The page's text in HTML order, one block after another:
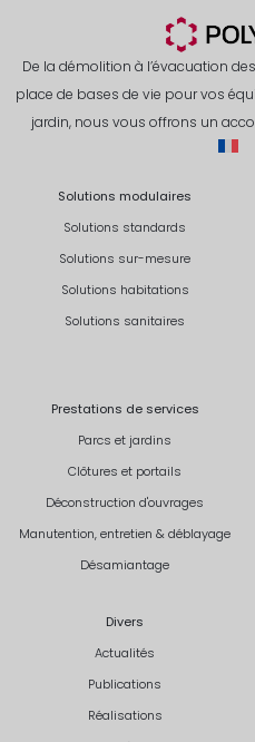
De la démolition à l’évacuation
place de bases de vie pour vos
jardin, nous vous offrons un
Solutions modulaires
Solutions standards
Solutions sur-mesure
Solutions habitations
Solutions sanitaires
Prestations de services
Parcs et jardins
Clôtures et portails
Déconstruction d'ouvrages
Manutention, entretien & déblayage
Désamiantage
Divers
Actualités
Publications
Réalisations